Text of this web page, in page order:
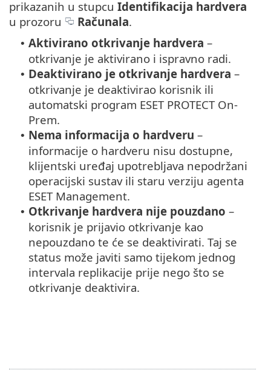
prikazanih u stupcu Identifikacija hardvera
u prozoru
Računala.
• Aktivirano otkrivanje hardvera –
otkrivanje je aktivirano i ispravno radi.
• Deaktivirano je otkrivanje hardvera –
otkrivanje je deaktivirao korisnik ili
automatski program ESET PROTECT On-
Prem.
• Nema informacija o hardveru –
informacije o hardveru nisu dostupne,
klijentski uređaj upotrebljava nepodržani
operacijski sustav ili staru verziju agenta
ESET Management.
• Otkrivanje hardvera nije pouzdano –
korisnik je prijavio otkrivanje kao
nepouzdano te će se deaktivirati. Taj se
status može javiti samo tijekom jednog
intervala replikacije prije nego što se
otkrivanje deaktivira.